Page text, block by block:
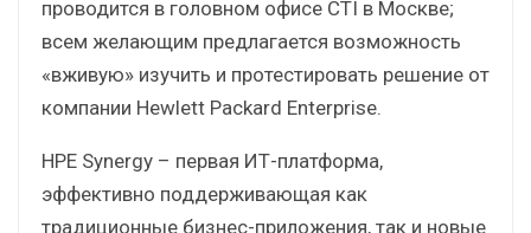
проводится в головном офисе CTI в Москве;
всем желающим предлагается возможность
«вживую» изучить и протестировать решение от
компании Hewlett Packard Enterprise.
HPE Synergy – первая ИТ-платформа,
эффективно поддерживающая как
традиционные бизнес-приложения, так и новые